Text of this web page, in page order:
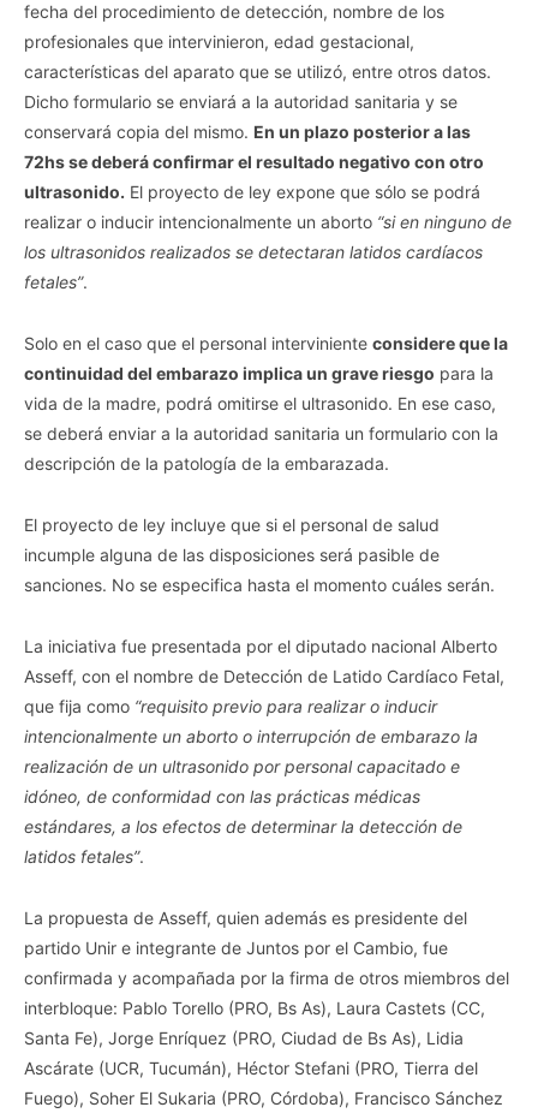
fecha del procedimiento de detección, nombre de los
profesionales que intervinieron, edad gestacional,
características del aparato que se utilizó, entre otros datos.
Dicho formulario se enviará a la autoridad sanitaria y se
conservará copia del mismo. En un plazo posterior a las
72hs se deberá confirmar el resultado negativo con otro
ultrasonido. El proyecto de ley expone que sólo se podrá
realizar o inducir intencionalmente un aborto “si en ninguno de
los ultrasonidos realizados se detectaran latidos cardíacos
fetales”.
Solo en el caso que el personal interviniente considere que la
continuidad del embarazo implica un grave riesgo para la
vida de la madre, podrá omitirse el ultrasonido. En ese caso,
se deberá enviar a la autoridad sanitaria un formulario con la
descripción de la patología de la embarazada.
El proyecto de ley incluye que si el personal de salud
incumple alguna de las disposiciones será pasible de
sanciones. No se especifica hasta el momento cuáles serán.
La iniciativa fue presentada por el diputado nacional Alberto
Asseff, con el nombre de Detección de Latido Cardíaco Fetal,
que fija como “requisito previo para realizar o inducir
intencionalmente un aborto o interrupción de embarazo la
realización de un ultrasonido por personal capacitado e
idóneo, de conformidad con las prácticas médicas
estándares, a los efectos de determinar la detección de
latidos fetales”.
La propuesta de Asseff, quien además es presidente del
partido Unir e integrante de Juntos por el Cambio, fue
confirmada y acompañada por la firma de otros miembros del
interbloque: Pablo Torello (PRO, Bs As), Laura Castets (CC,
Santa Fe), Jorge Enríquez (PRO, Ciudad de Bs As), Lidia
Ascárate (UCR, Tucumán), Héctor Stefani (PRO, Tierra del
Fuego), Soher El Sukaria (PRO, Córdoba), Francisco Sánchez